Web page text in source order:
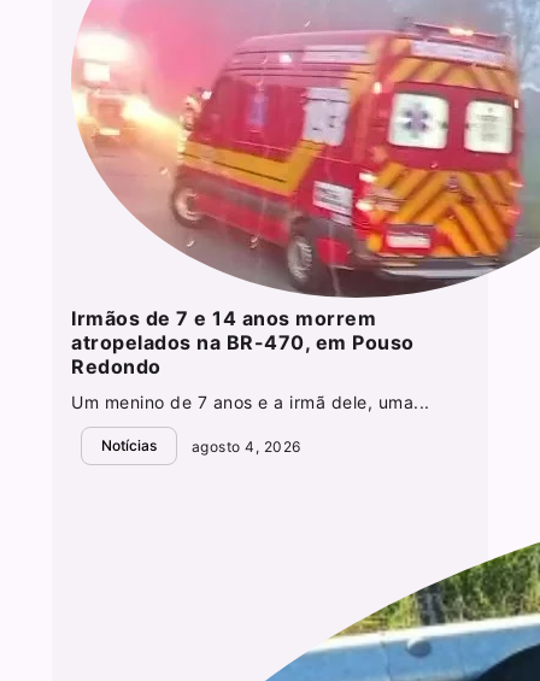
Irmãos de 7 e 14 anos morrem
atropelados na BR-470, em Pouso
Redondo
Um menino de 7 anos e a irmã dele, uma...
Notícias agosto 4, 2026